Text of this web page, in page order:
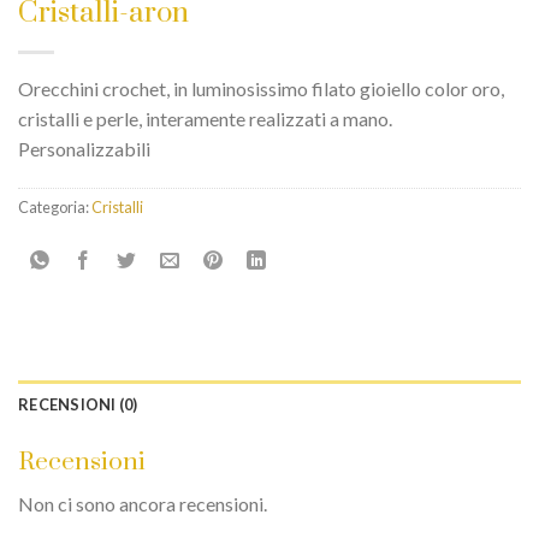
Cristalli-aron
Orecchini crochet, in luminosissimo filato gioiello color oro,
cristalli e perle, interamente realizzati a mano.
Personalizzabili
Categoria:Cristalli
RECENSIONI (0)
Recensioni
Non ci sono ancora recensioni.